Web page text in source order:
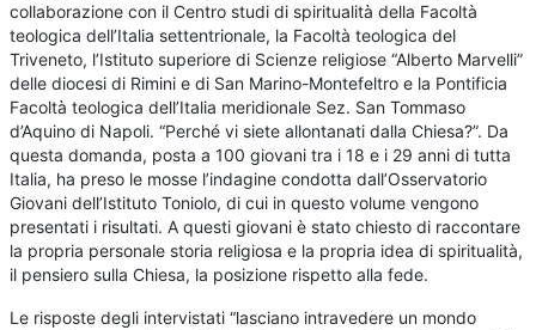
collaborazione con il Centro studi di spiritualità della Facoltà
teologica dell’Italia settentrionale, la Facoltà teologica del
Triveneto, l’Istituto superiore di Scienze religiose “Alberto Marvelli”
delle diocesi di Rimini e di San Marino-Montefeltro e la Pontificia
Facoltà teologica dell’Italia meridionale Sez. San Tommaso
d’Aquino di Napoli. “Perché vi siete allontanati dalla Chiesa?”. Da
questa domanda, posta a 100 giovani tra i 18 e i 29 anni di tutta
Italia, ha preso le mosse l’indagine condotta dall’Osservatorio
Giovani dell’Istituto Toniolo, di cui in questo volume vengono
presentati i risultati. A questi giovani è stato chiesto di raccontare
la propria personale storia religiosa e la propria idea di spiritualità,
il pensiero sulla Chiesa, la posizione rispetto alla fede.
Le risposte degli intervistati “lasciano intravedere un mondo